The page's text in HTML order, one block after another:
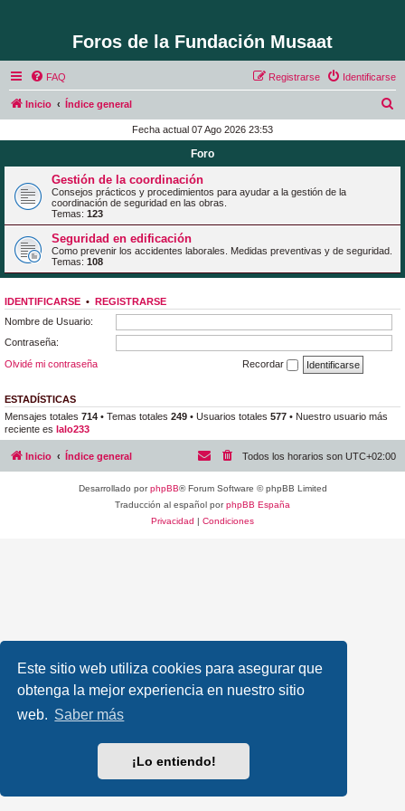
Este sitio web utiliza cookies para asegurar que
obtenga la mejor experiencia en nuestro sitio
web. Saber más
¡Lo entiendo!
Foros de la Fundación Musaat
FAQ Identificarse
Registrarse
Inicio Índice general
c
Fecha actual 07 Ago 2026 23:53
Foro
Gestión de la coordinación
Consejos prácticos y procedimientos para ayudar a la gestión de la
coordinación de seguridad en las obras.
Temas: 123
Seguridad en edificación
Como prevenir los accidentes laborales. Medidas preventivas y de seguridad.
Temas: 108
IDENTIFICARSE • REGISTRARSE
Nombre de Usuario:
Contraseña:
Olvidé mi contraseña
Recordar
ESTADÍSTICAS
Mensajes totales 714 • Temas totales 249 • Usuarios totales 577 • Nuestro usuario más
reciente es lalo233
Inicio Índice general Todos los horarios son UTC+02:00
Desarrollado porphpBB® Forum Software © phpBB Limited
Traducción al español porphpBB España
Privacidad | Condiciones